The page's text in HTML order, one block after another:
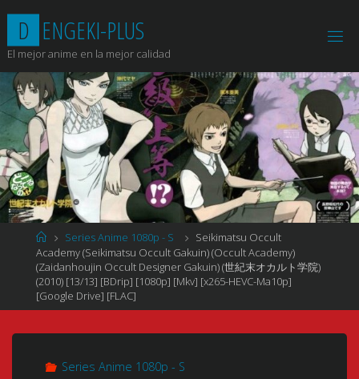
contenido
D ENGEKI-PLUS
El mejor anime en la mejor calidad
Página
de
Inicio
Series Anime 1080p - S
Seikimatsu Occult
Academy (Seikimatsu Occult Gakuin) (Occult Academy)
(Zaidanhoujin Occult Designer Gakuin) (世紀末オカルト学院)
(2010) [13/13] [BDrip] [1080p] [Mkv] [x265-HEVC-Ma10p]
[Google Drive] [FLAC]
Series Anime 1080p - S